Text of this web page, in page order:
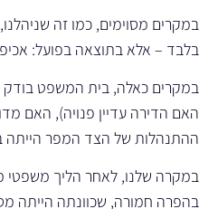
במקרים מסוימים, כמו זה
בלבד – אלא בתוצאה בפועל:
במקרים כאלה, בית המשפט בודק
האם הדירה עדיין פנויה), האם
ההתנהלות של הצד המפר הייתה
במקרה שלנו, לאחר הליך משפטי
בהפרה חמורה, שכוונתה הייתה